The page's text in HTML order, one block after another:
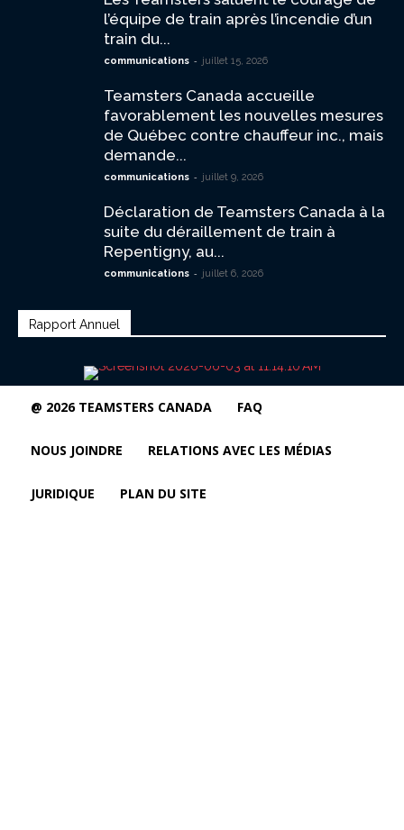
l’équipe de train après l’incendie d’un
train du...
communications - juillet 15, 2026
Teamsters Canada accueille
favorablement les nouvelles mesures
de Québec contre chauffeur inc., mais
demande...
communications - juillet 9, 2026
Déclaration de Teamsters Canada à la
suite du déraillement de train à
Repentigny, au...
communications - juillet 6, 2026
Rapport Annuel
@ 2026 TEAMSTERS CANADA FAQ
NOUS JOINDRE RELATIONS AVEC LES MÉDIAS
JURIDIQUE PLAN DU SITE